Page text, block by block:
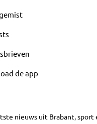
de app
nieuws uit Brabant,